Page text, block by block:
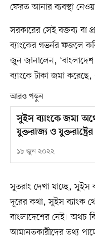
ফেরত আনার ব্যবস্থা
সরকারের সেই বক্তব্য বা
ব্যাংকের গভর্নর ফজলে
জুন জানালেন,
ব্যাংকে টাকা জমা
আরও পড়ুন
সুইস ব্যাংকে জমা
যুক্তরাজ্য ও যুক্তরাষ্ট্রের
১৮ জুন ২০২২
সুতরাং দেখা যাচ্ছে,
দূরের কথা, সুইস ব্যাংক
বাংলাদেশের নেই। অথচ
আমানতকারীদের তথ্য